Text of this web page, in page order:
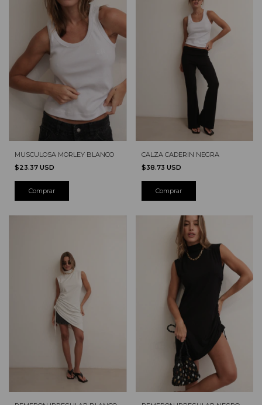
MUSCULOSA MORLEY BLANCO
$23.37 USD
Comprar
CALZA CADERIN NEGRA
$38.73 USD
Comprar